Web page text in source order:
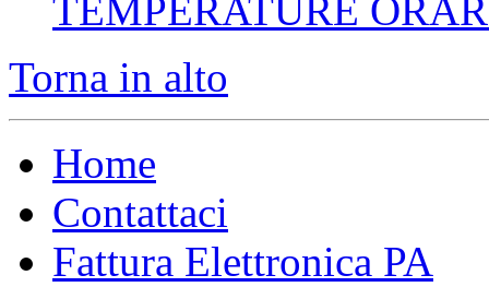
TEMPERATURE
Torna in alto
Home
Contattaci
Fattura Elettronica PA